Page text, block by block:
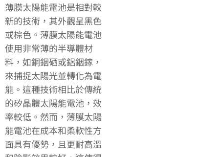
薄膜太陽能電池是相對較
新的技術，其外觀呈黑色
或棕色。薄膜太陽能電池
使用非常薄的半導體材
料，如銅銦硒或鋁銦鎵，
來捕捉太陽光並轉化為電
能。這種技術相比於傳統
的矽晶體太陽能電池，效
率較低。然而，薄膜太陽
能電池在成本和柔軟性方
面具有優勢，且更耐高溫